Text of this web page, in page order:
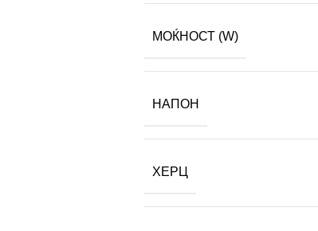
МОЌНОСТ (W)
НАПОН
ХЕРЦ